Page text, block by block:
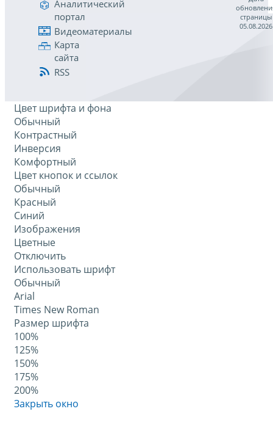
Аналитический
портал
Видеоматериалы
Карта
сайта
RSS
страницы
05.08.2026
Цвет шрифта и фона
Обычный
Контрастный
Инверсия
Комфортный
Цвет кнопок и ссылок
Обычный
Красный
Синий
Изображения
Цветные
Отключить
Использовать шрифт
Обычный
Arial
Times New Roman
Размер шрифта
100%
125%
150%
175%
200%
Закрыть окно